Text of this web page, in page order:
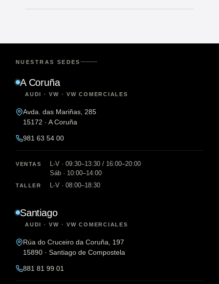
NUESTRAS SEDES
A Coruña
AUDI · VW · VW COMERCIALES
Avda. das Mariñas, 285
15172 · A Coruña
981 63 54 00
VENTAS
L-V · 09:30–13:30 / 16:00–20:00
Sáb · 10:00–14:00
TALLER L-V · 08:00–18:30
Santiago
AUDI · VW · VW COMERCIALES
Rúa do Cruceiro da Coruña, 197
15890 · Santiago de Compostela
881 81 99 01